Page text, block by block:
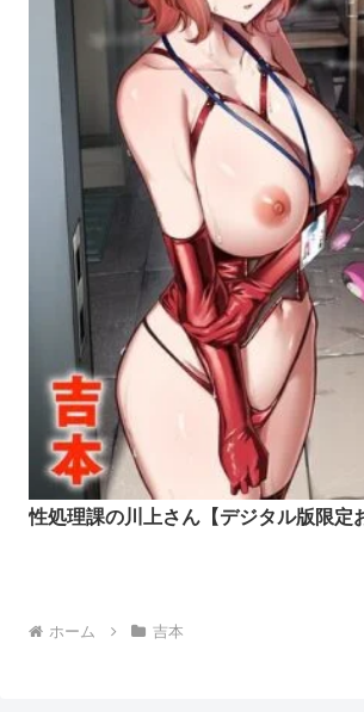
性処理課の川上さん【デジタル版限定
ホーム 吉本